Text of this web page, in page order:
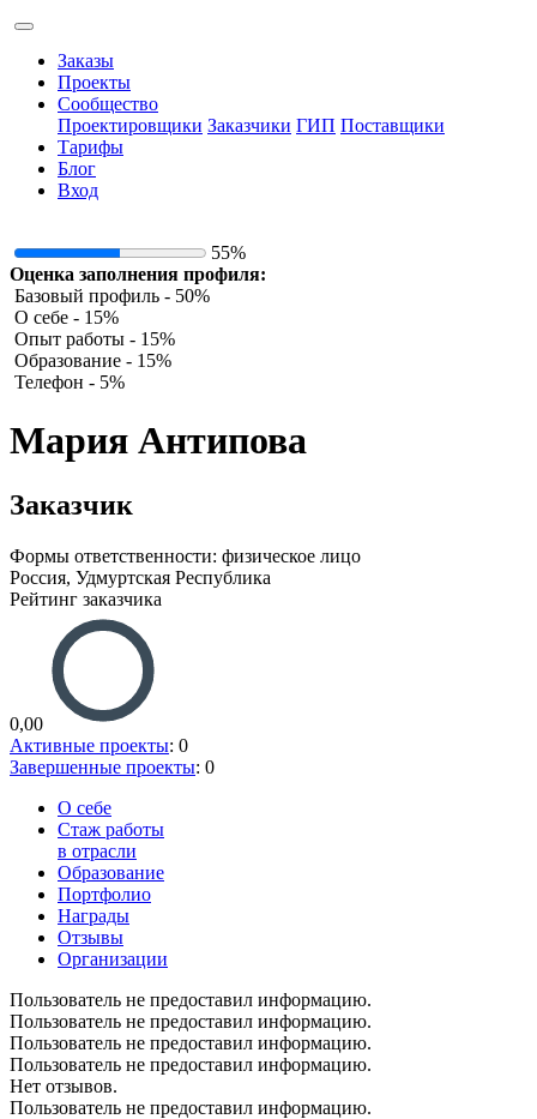
Заказы
Проекты
Сообщество
Проектировщики Заказчики ГИП Поставщики
Тарифы
Блог
Вход
55%
Оценка заполнения профиля:
Базовый профиль - 50%
О себе - 15%
Опыт работы - 15%
Образование - 15%
Телефон - 5%
Мария Антипова
Заказчик
Формы ответственности: физическое лицо
Россия, Удмуртская Республика
Рейтинг заказчика
0,00
Активные проекты: 0
Завершенные проекты: 0
О себе
Стаж работы
в отрасли
Образование
Портфолио
Награды
Отзывы
Организации
Пользователь не предоставил информацию.
Пользователь не предоставил информацию.
Пользователь не предоставил информацию.
Пользователь не предоставил информацию.
Нет отзывов.
Пользователь не предоставил информацию.